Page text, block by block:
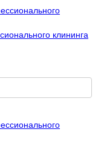
клининга